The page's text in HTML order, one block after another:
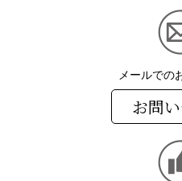
メールでの
お問